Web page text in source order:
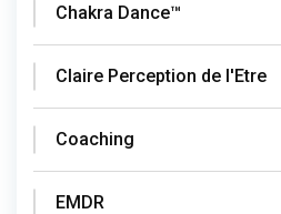
Chakra Dance™
Claire Perception de l'Etre
Coaching
EMDR